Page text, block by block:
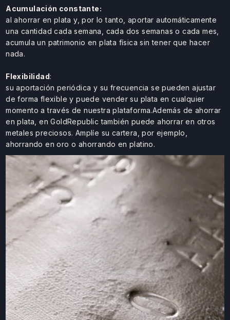
Acumulación constante:
al ahorrar en plata y, por lo tanto, aportar automáticamente
una cantidad cada semana, cada dos semanas o cada mes,
acumula un patrimonio en plata física sin tener que hacer
nada.
Flexibilidad:
su aportación periódica y su frecuencia se pueden ajustar
de forma flexible y puede vender su plata en cualquier
momento a través de nuestra plataforma.Además de ahorrar
en plata, en GoldRepublic también puede ahorrar en otros
metales preciosos. Amplíe su cartera, por ejemplo,
ahorrando en oro o ahorrando en platino.